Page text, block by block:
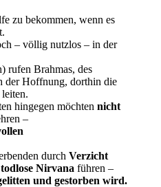
zu bekommen, wenn es
– völlig nutzlos – in der
rufen Brahmas, des
der Hoffnung, dorthin die
leiten.
hingegen möchten nicht
–
durch Verzicht
todlose Nirvana führen –
und gestorben wird.